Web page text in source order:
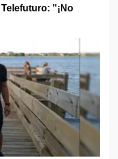
"¡No